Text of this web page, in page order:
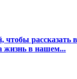
чтобы
жизнь в нашем...